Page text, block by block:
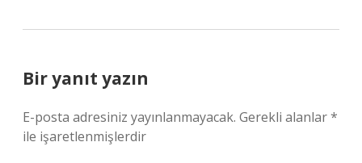
Bir yanıt yazın
E-posta adresiniz yayınlanmayacak. Gerekli alanlar*
ile işaretlenmişlerdir